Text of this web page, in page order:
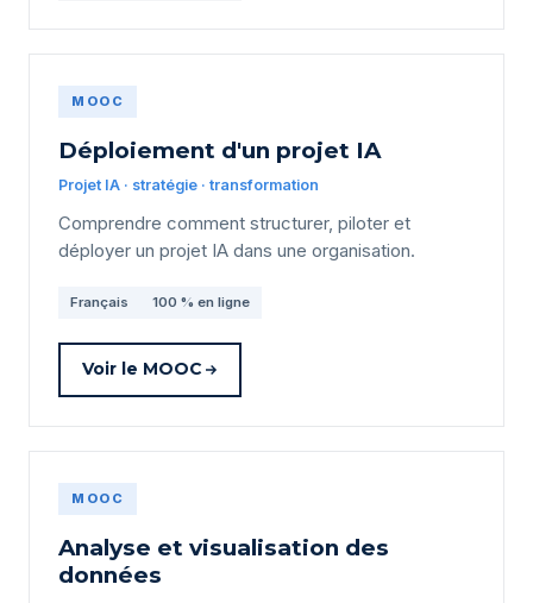
MOOC
Déploiement d'un projet IA
Projet IA · stratégie · transformation
Comprendre comment structurer, piloter et
déployer un projet IA dans une organisation.
Français 100 % en ligne
Voir le MOOC
MOOC
Analyse et visualisation des
données